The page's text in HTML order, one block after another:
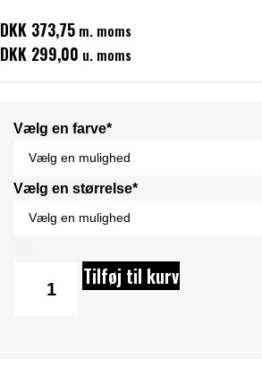
DKK 373,75 m. moms
DKK 299,00 u. moms
Vælg en farve*
Vælg en størrelse*
Tilføj til kurv